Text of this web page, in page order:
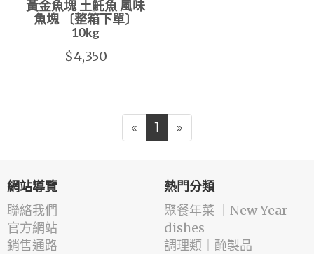
黃金魚塊 土魠魚 風味
魚塊 〔整箱下單〕
10kg
$4,350
« 1 »
網站導覽
聯絡我們
官方網站
銷售通路
熱門分類
️聚餐年菜 ｜New Year
dishes
️調理類｜醃製品